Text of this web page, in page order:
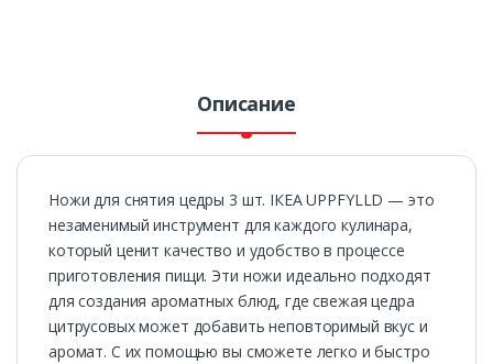
Описание
Ножи для снятия цедры 3 шт. ІКЕА UPPFYLLD — это
незаменимый инструмент для каждого кулинара,
который ценит качество и удобство в процессе
приготовления пищи. Эти ножи идеально подходят
для создания ароматных блюд, где свежая цедра
цитрусовых может добавить неповторимый вкус и
аромат. С их помощью вы сможете легко и быстро